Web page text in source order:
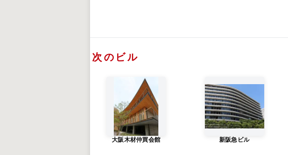
次のビル
大阪木材仲買会館 新阪急ビル